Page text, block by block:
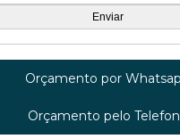
Orçamento por
Orçamento pelo